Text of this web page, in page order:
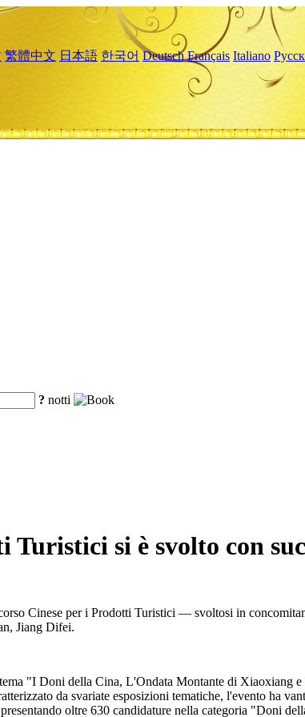
繁體中文 日本語 한국어 Deutsch Français Italiano
? notti
si è svolto con
Cinese per i Prodotti Turistici — svoltosi in
Jiang Difei.
"I Doni della Cina, L'Ondata Montante di Xiaoxiang
da svariate esposizioni tematiche, l'evento ha
oltre 630 candidature nella categoria "Doni